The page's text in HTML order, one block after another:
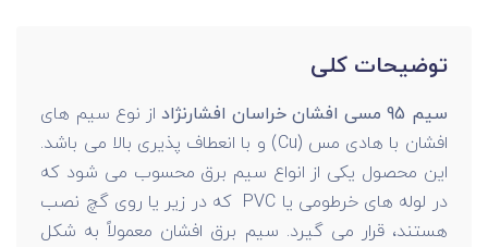
توضیحات کلی
سیم 95 مسی افشان خراسان افشارنژاد
از نوع سیم های
افشان با هادی مس (Cu) و با انعطاف پذیری بالا می باشد.
این محصول یکی از انواع سیم برق محسوب می شود که
در لوله های خرطومی یا PVC که در زیر یا روی گچ نصب
هستند، قرار می گیرد. سیم برق افشان معمولاً به شکل